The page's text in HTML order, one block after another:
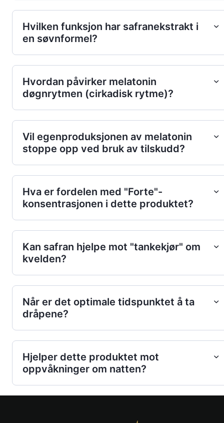
Hvilken funksjon har safranekstrakt i
en søvnformel?
Hvordan påvirker melatonin
døgnrytmen (cirkadisk rytme)?
Vil egenproduksjonen av melatonin
stoppe opp ved bruk av tilskudd?
Hva er fordelen med "Forte"-
konsentrasjonen i dette produktet?
Kan safran hjelpe mot "tankekjør" om
kvelden?
Når er det optimale tidspunktet å ta
dråpene?
Hjelper dette produktet mot
oppvåkninger om natten?